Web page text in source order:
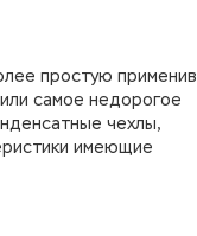
простую применив
самое недорогое
чехлы,
имеющие